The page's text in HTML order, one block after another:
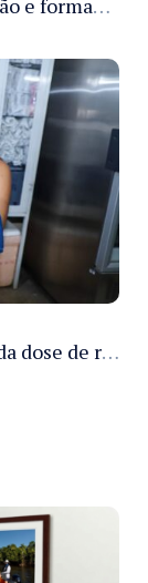
Prefeitura de Manaus oferta segunda dose de reforço da vacina contra a poliomielite para crianças de 4 anos durante Campanha de Multivacinação 2026